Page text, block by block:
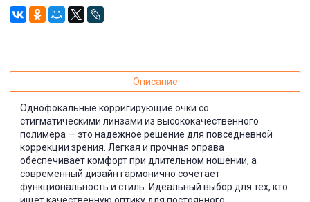
Описание
Однофокальные корригирующие очки со
стигматическими линзами из высококачественного
полимера — это надежное решение для повседневной
коррекции зрения. Легкая и прочная оправа
обеспечивает комфорт при длительном ношении, а
современный дизайн гармонично сочетает
функциональность и стиль. Идеальный выбор для тех, кто